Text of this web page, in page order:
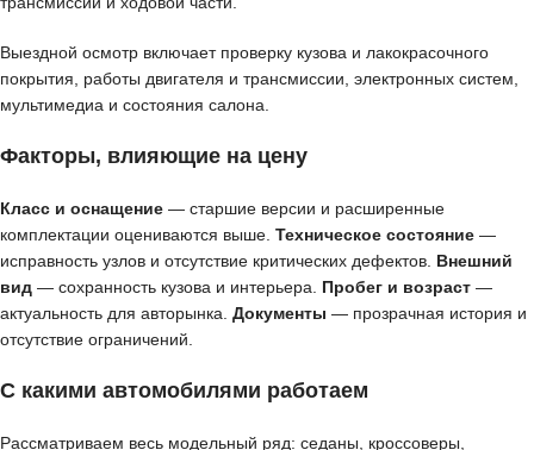
Выездной осмотр включает проверку кузова и лакокрасочного
покрытия, работы двигателя и трансмиссии, электронных систем,
мультимедиа и состояния салона.
Факторы, влияющие на цену
Класс и оснащение — старшие версии и расширенные
комплектации оцениваются выше. Техническое состояние —
исправность узлов и отсутствие критических дефектов. Внешний
вид — сохранность кузова и интерьера. Пробег и возраст —
актуальность для авторынка. Документы — прозрачная история и
отсутствие ограничений.
С какими автомобилями работаем
Рассматриваем весь модельный ряд: седаны, кроссоверы,